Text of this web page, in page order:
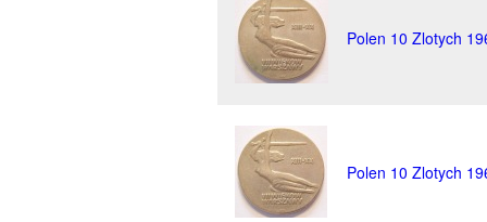
Polen 10 Zlotych
Polen 10 Zlotych